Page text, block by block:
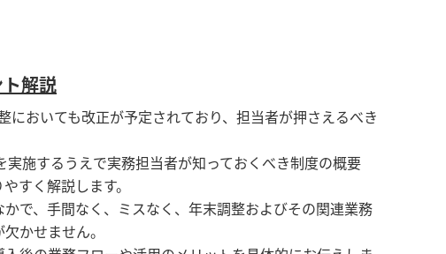
解説
においても改正が予定されており、担当者が押さえるべき
施するうえで実務担当者が知っておくべき制度の概要
すく解説します。
で、手間なく、ミスなく、年末調整およびその関連業務
かせません。